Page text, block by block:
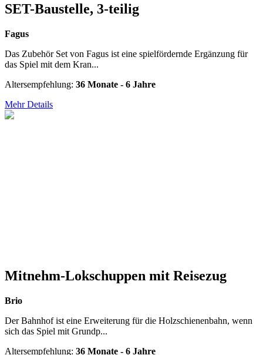
SET-Baustelle, 3-teilig
Fagus
Das Zubehör Set von Fagus ist eine spielfördernde Ergänzung für
das Spiel mit dem Kran...
Altersempfehlung: 36 Monate - 6 Jahre
Mehr Details
Mitnehm-Lokschuppen mit Reisezug
Brio
Der Bahnhof ist eine Erweiterung für die Holzschienenbahn, wenn
sich das Spiel mit Grundp...
Altersempfehlung: 36 Monate - 6 Jahre